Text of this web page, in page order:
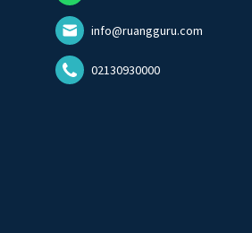
info@ruangguru.com
02130930000